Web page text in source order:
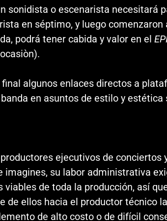
sonidista o escenarista necesitará
en séptimo, y luego comenzaron
podrá tener cabida y valor en el
algunos enlaces directos a
en asuntos de estilo y estética
ejecutivos de
imagines, su labor administrativa
de toda la producción, así
ellos hacia el productor técnico
de alto costo o de difícil